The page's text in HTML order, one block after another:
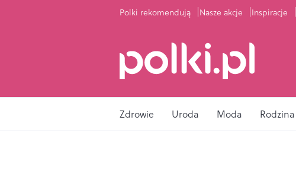
Polki rekomendują Nasze akcje Inspiracje
Zdrowie Uroda Moda Rodzina